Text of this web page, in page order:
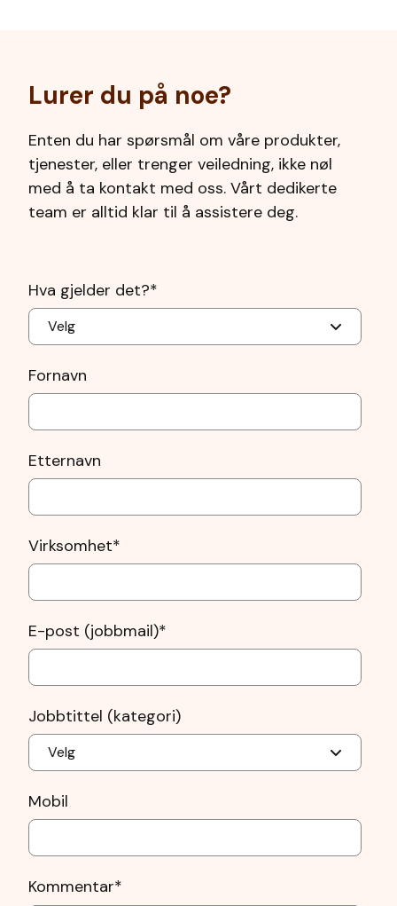
Lurer du på noe?
Enten du har spørsmål om våre produkter,
tjenester, eller trenger veiledning, ikke nøl
med å ta kontakt med oss. Vårt dedikerte
team er alltid klar til å assistere deg.
Hva gjelder det?*
Fornavn
Etternavn
Virksomhet*
E-post (jobbmail)*
Jobbtittel (kategori)
Mobil
Kommentar*